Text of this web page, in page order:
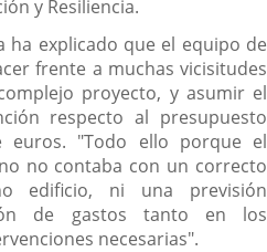
y Resiliencia.
ha explicado que el equipo de
frente a muchas vicisitudes
proyecto, y asumir el
respecto al presupuesto
euros. "Todo ello porque el
no contaba con un correcto
edificio, ni una previsión
de gastos tanto en los
necesarias".